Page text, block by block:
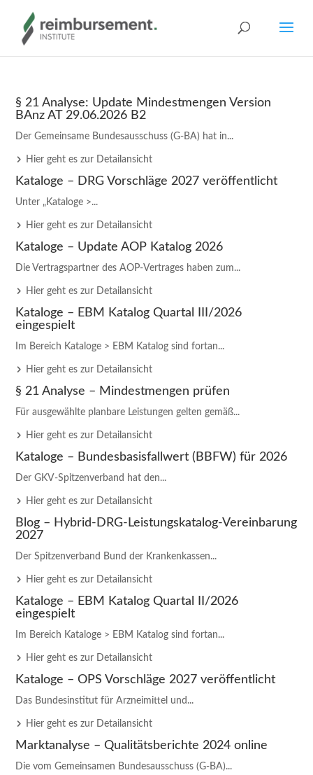
§ 21 Analyse: Update Mindestmengen Version
BAnz AT 29.06.2026 B2
Der Gemeinsame Bundesausschuss (G-BA) hat in...
Hier geht es zur Detailansicht
Kataloge – DRG Vorschläge 2027 veröffentlicht
Unter „Kataloge >...
Hier geht es zur Detailansicht
Kataloge – Update AOP Katalog 2026
Die Vertragspartner des AOP-Vertrages haben zum...
Hier geht es zur Detailansicht
Kataloge – EBM Katalog Quartal III/2026
eingespielt
Im Bereich Kataloge > EBM Katalog sind fortan...
Hier geht es zur Detailansicht
§ 21 Analyse – Mindestmengen prüfen
Für ausgewählte planbare Leistungen gelten gemäß...
Hier geht es zur Detailansicht
Kataloge – Bundesbasisfallwert (BBFW) für 2026
Der GKV-Spitzenverband hat den...
Hier geht es zur Detailansicht
Blog – Hybrid-DRG-Leistungskatalog-Vereinbarung
2027
Der Spitzenverband Bund der Krankenkassen...
Hier geht es zur Detailansicht
Kataloge – EBM Katalog Quartal II/2026
eingespielt
Im Bereich Kataloge > EBM Katalog sind fortan...
Hier geht es zur Detailansicht
Kataloge – OPS Vorschläge 2027 veröffentlicht
Das Bundesinstitut für Arzneimittel und...
Hier geht es zur Detailansicht
Marktanalyse – Qualitätsberichte 2024 online
Die vom Gemeinsamen Bundesausschuss (G-BA)...